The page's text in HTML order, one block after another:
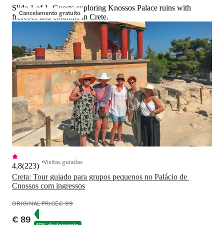
Cancelamento gratuito
Slide 1 of 1, Guests exploring Knossos Palace ruins with
frescoes and columns in Crete.
Creta: Tour guiado para grupos pequenos no Palácio de
Cnossos com ingressos
4,8(223) Visitas guiadas
ORIGINAL PRICE€ 99
€ 89